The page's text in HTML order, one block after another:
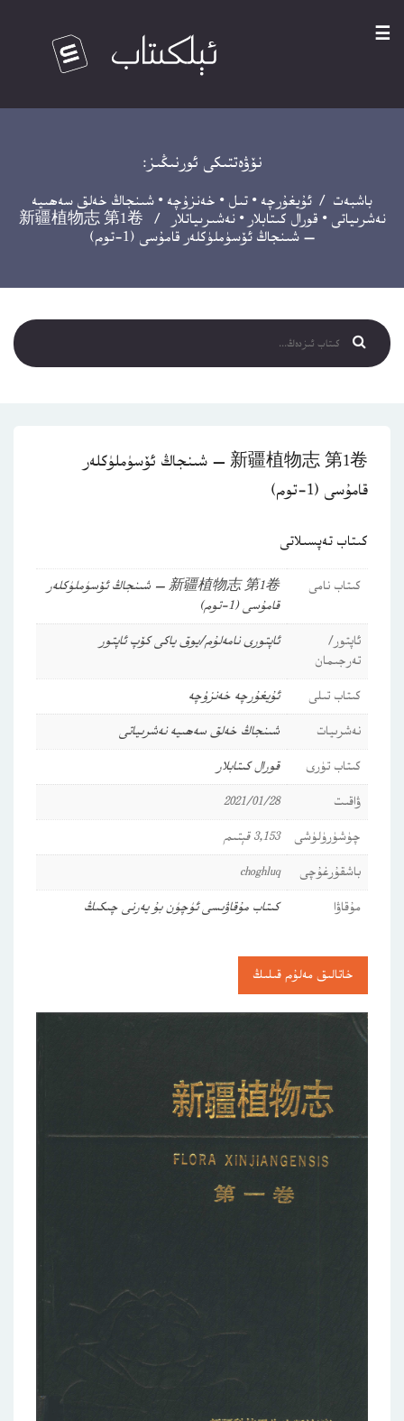
☰
نۆۋەتتىكى ئورنىڭىز:
باشبەت / ئۇيغۇرچە • تىل • خەنزۇچە • شىنجاڭ خەلق سەھىيە
نەشرىياتى • قورال كىتابلار •نەشىرىياتلار
/ 新疆植物志 第1卷
— شىنجاڭ ئۆسۈملۈكلەر قامۇسى (1-توم)
新疆植物志 第1卷 — شىنجاڭ ئۆسۈملۈكلەر
قامۇسى (1-توم)
كىتاب تەپسىلاتى
كىتاب نامى
新疆植物志 第1卷 — شىنجاڭ ئۆسۈملۈكلەر
قامۇسى (1-توم)
ئاپتور/
تەرجىمان
ئاپتورى نامەلۇم/يوق ياكى كۆپ ئاپتور
كىتاب تىلى ئۇيغۇرچە خەنزۇچە
نەشرىيات
شىنجاڭ خەلق سەھىيە نەشرىياتى
كىتاب تۈرى
قورال كىتابلار
ۋاقىت
2021/01/28
چۈشۈرۈلۈشى
3,153 قېتىم
باشقۇرغۇچى
choghluq
مۇقاۋا
كىتاب مۇقاۋىسى ئۈچۈن بۇ يەرنى چىكىڭ
خاتالىق مەلۇم قىلىڭ